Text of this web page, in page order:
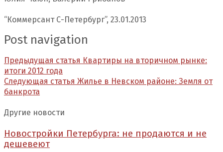
“Коммерсант С-Петербург”, 23.01.2013
Post navigation
Предыдущая статья Квартиры на вторичном рынке:
итоги 2012 года
Следующая статья Жилье в Невском районе: Земля от
банкрота
Другие новости
Новостройки Петербурга: не продаются и не
дешевеют